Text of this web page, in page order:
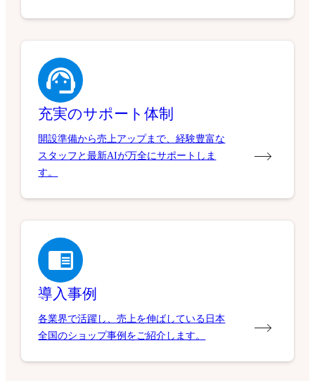
充実のサポート体制
開設準備から売上アップまで、経験豊富な
スタッフと最新AIが万全にサポートしま
す。
導入事例
各業界で活躍し、売上を伸ばしている日本
全国のショップ事例をご紹介します。